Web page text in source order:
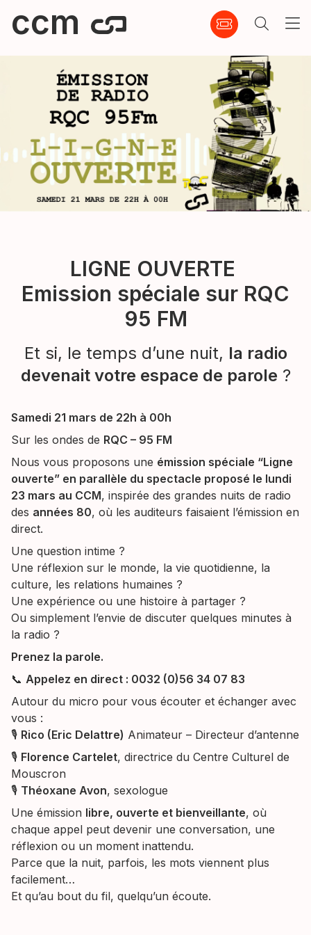
ccm
LIGNE OUVERTE
Emission spéciale sur RQC
95 FM
Et si, le temps d’une nuit, la radio
devenait votre espace de parole ?
Samedi 21 mars de 22h à 00h
Sur les ondes de RQC – 95 FM
Nous vous proposons une émission spéciale “Ligne
ouverte” en parallèle du spectacle proposé le lundi
23 mars au CCM, inspirée des grandes nuits de radio
des années 80, où les auditeurs faisaient l’émission en
direct.
Une question intime ?
Une réflexion sur le monde, la vie quotidienne, la
culture, les relations humaines ?
Une expérience ou une histoire à partager ?
Ou simplement l’envie de discuter quelques minutes à
la radio ?
Prenez la parole.
📞 Appelez en direct : 0032 (0)56 34 07 83
Autour du micro pour vous écouter et échanger avec
vous :
🎙 Rico (Eric Delattre) Animateur – Directeur d’antenne
🎙 Florence Cartelet, directrice du Centre Culturel de
Mouscron
🎙 Théoxane Avon, sexologue
Une émission libre, ouverte et bienveillante, où
chaque appel peut devenir une conversation, une
réflexion ou un moment inattendu.
Parce que la nuit, parfois, les mots viennent plus
facilement…
Et qu’au bout du fil, quelqu’un écoute.